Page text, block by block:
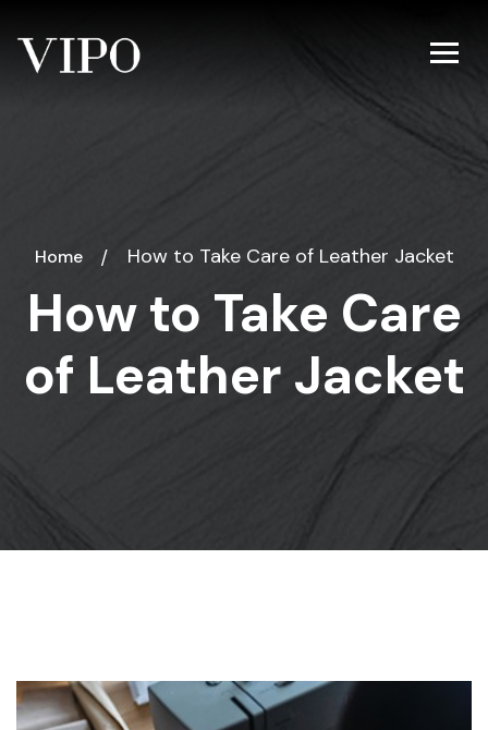
Home How to Take Care of Leather Jacket
How to Take Care
of Leather Jacket